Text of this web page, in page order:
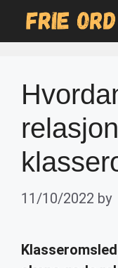
11/10/2022 by